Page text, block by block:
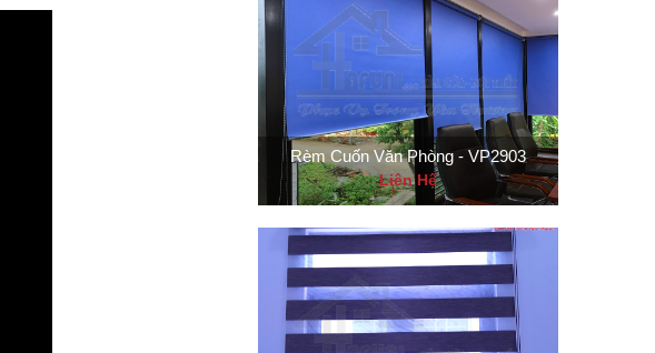
Rèm Cuốn Văn Phòng - VP2903
Liên Hệ